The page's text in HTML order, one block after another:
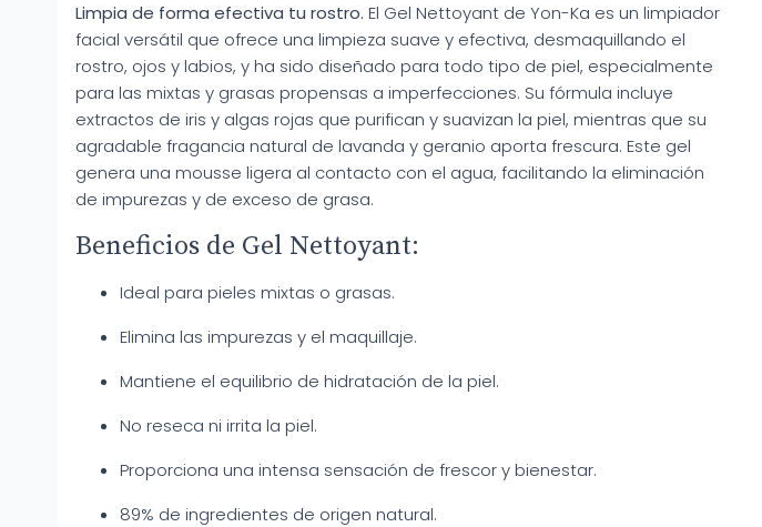
Limpia de forma efectiva tu rostro. El Gel Nettoyant de Yon-Ka es un limpiador
facial versátil que ofrece una limpieza suave y efectiva, desmaquillando el
rostro, ojos y labios, y ha sido diseñado para todo tipo de piel, especialmente
para las mixtas y grasas propensas a imperfecciones. Su fórmula incluye
extractos de iris y algas rojas que purifican y suavizan la piel, mientras que su
agradable fragancia natural de lavanda y geranio aporta frescura. Este gel
genera una mousse ligera al contacto con el agua, facilitando la eliminación
de impurezas y de exceso de grasa.
Beneficios de Gel Nettoyant:
Ideal para pieles mixtas o grasas.
Elimina las impurezas y el maquillaje.
Mantiene el equilibrio de hidratación de la piel.
No reseca ni irrita la piel.
Proporciona una intensa sensación de frescor y bienestar.
89% de ingredientes de origen natural.